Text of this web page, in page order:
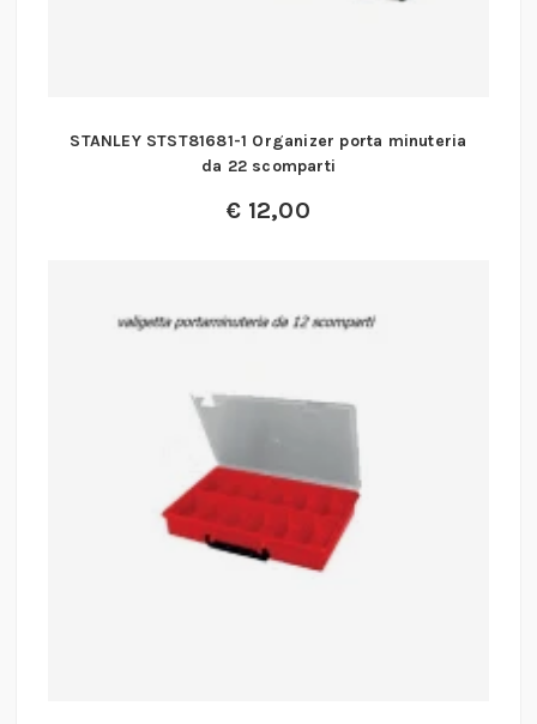
STANLEY STST81681-1 Organizer porta minuteria
da 22 scomparti
€ 12,00